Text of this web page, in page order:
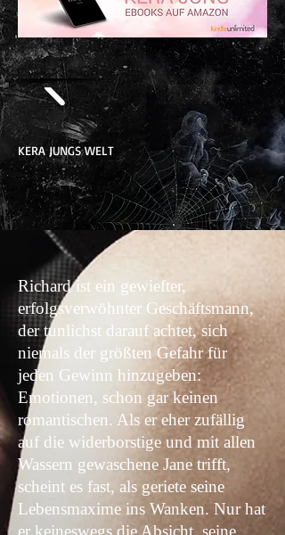
KERA JUNGS WELT
Richard ist ein gewiefter,
erfolgsverwöhnter Geschäftsmann,
der tunlichst darauf achtet, sich
niemals der größten Gefahr für
jeden Gewinn hinzugeben:
Emotionen, schon gar keinen
romantischen. Als er eher zufällig
auf die widerborstige und mit allen
Wassern gewaschene Jane trifft,
scheint es fast, als geriete seine
Lebensmaxime ins Wanken. Nur hat
er keineswegs die Absicht, seine